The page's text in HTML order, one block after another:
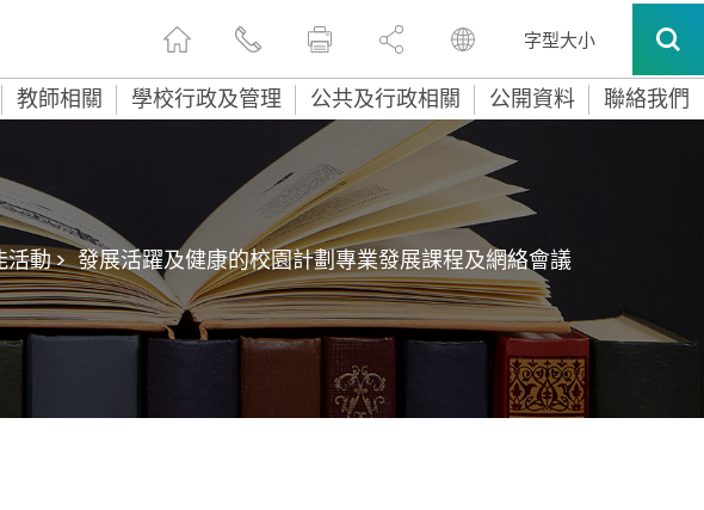
字型大小
教師相關 學校行政及管理 公共及行政相關 公開資料 聯絡我們
動 > 發展活躍及健康的校園計劃專業發展課程及網絡會議